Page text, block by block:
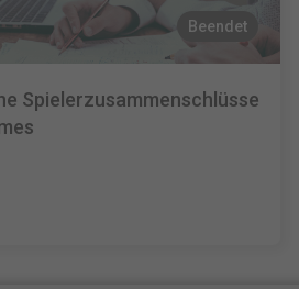
Beendet
Spielerzusammenschlüsse